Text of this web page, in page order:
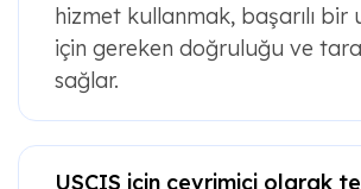
hizmet kullanmak, başarılı bir
için gereken doğruluğu ve
sağlar.
USCIS için çevrimiçi olarak